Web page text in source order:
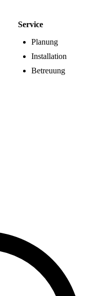
Service
Planung
Installation
Betreuung